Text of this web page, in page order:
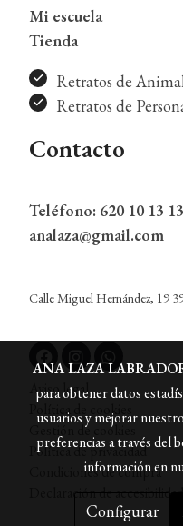
Mi escuela
Tienda
Retratos de
Retratos de
Contacto
Teléfono: 620 10 13 13
analaza@gmail.com
Calle Miguel Hernández, 19
Aviso legal
Política de cookies
Gestión de cookies
Política de privacidad
Condiciones de compra
Declaración de accesibilidad
ANA LAZA
para obtener datos
usuarios y mejorar
preferencias a través del
información en
Configurar